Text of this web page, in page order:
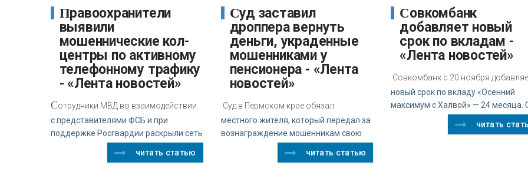
Правоохранители
выявили
мошеннические кол-
центры по активному
телефонному трафику
- «Лента новостей»
Сотрудники МВД во взаимодействии
с представителями ФСБ и при
поддержке Росгвардии раскрыли сеть
читать статью
Суд заставил
дроппера вернуть
деньги, украденные
мошенниками у
пенсионера - «Лента
новостей»
Суд в Пермском крае обязал
местного жителя, который передал за
вознаграждение мошенникам свою
читать статью
Совкомбанк
добавляет новый
срок по вкладам -
«Лента новостей»
Совкомбанк с 20 ноября
новый срок по вкладу «Осенний
максимум с Халвой» — 24 месяца.
читать